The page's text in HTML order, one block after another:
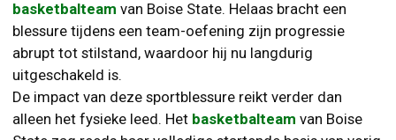
basketbalteam van Boise State. Helaas bracht een
blessure tijdens een team-oefening zijn progressie
abrupt tot stilstand, waardoor hij nu langdurig
uitgeschakeld is.
De impact van deze sportblessure reikt verder dan
alleen het fysieke leed. Het basketbalteam van Boise